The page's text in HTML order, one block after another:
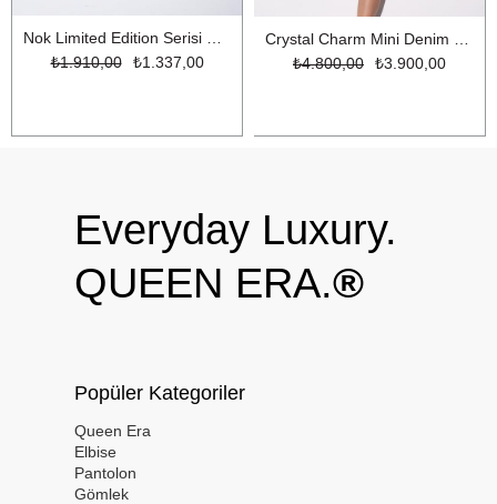
₺1.337,00
₺1.910,00
Crystal Charm Mini Denim Elbise LİGHT BLUE
₺3.900,00
₺4.800,00
Everyday Luxury.
QUEEN ERA.®
Popüler Kategoriler
Queen Era
Elbise
Pantolon
Gömlek